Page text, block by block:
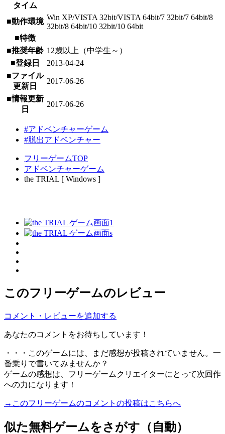
タイム
■動作環境 Win XP/VISTA 32bit/VISTA 64bit/7 32bit/7 64bit/8
32bit/8 64bit/10 32bit/10 64bit
■特徴
■推奨年齢 12歳以上（中学生～）
■登録日
2013-04-24
■ファイル
更新日
2017-06-26
■情報更新
日
2017-06-26
#アドベンチャーゲーム
#脱出アドベンチャー
フリーゲームTOP
アドベンチャーゲーム
the TRIAL [ Windows ]
このフリーゲームのレビュー
コメント・レビューを追加する
あなたのコメントをお待ちしています！
・・・このゲームには、まだ感想が投稿されていません。一
番乗りで書いてみませんか？
ゲームの感想は、フリーゲームクリエイターにとって次回作
への力になります！
→このフリーゲームのコメントの投稿はこちらへ
似た無料ゲームをさがす（自動）